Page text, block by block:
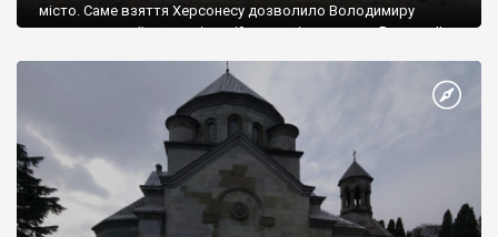
місто. Саме взяття Херсонесу дозволило Володимиру
диктувати свої умови візантійському імператору Василю ІІ, та
Херсонесі Володимир-язичник, став Василем-християнином.
А потім було Хрещення Русі. На честь Херсонесу Таврійського